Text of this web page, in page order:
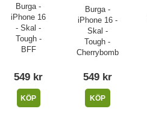
Burga -
iPhone 16
- Skal -
Tough -
BFF
549 kr
KÖP
Burga -
iPhone 16 -
Skal -
Tough -
Cherrybomb
549 kr
KÖP